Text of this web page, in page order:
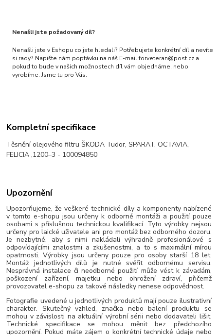
Nenašli jste požadovaný díl?
Nenašli jste v Eshopu co jste hledali? Potřebujete konkrétní díl a nevíte
si rady? Napište nám poptávku na náš E-mail forveteran@post.cz a
pokud to bude v našich možnostech díl vám objednáme, nebo
vyrobíme. Jsme tu pro Vás.
Kompletní specifikace
Těsnění olejového filtru ŠKODA Tudor, SPARAT, OCTAVIA,
FELICIA ,1200–3 - 100094850
Upozornění
Upozorňujeme, že veškeré technické díly a komponenty nabízené
v tomto e-shopu jsou určeny k odborné montáži a použití pouze
osobami s příslušnou technickou kvalifikací. Tyto výrobky nejsou
určeny pro laické uživatele ani pro montáž bez odborného dozoru.
Je nezbytné, aby s nimi nakládali výhradně profesionálové s
odpovídajícími znalostmi a zkušenostmi, a to s maximální mírou
opatrnosti. Výrobky jsou určeny pouze pro osoby starší 18 let.
Montáž jednotlivých dílů je nutné svěřit odbornému servisu.
Nesprávná instalace či neodborné použití může vést k závadám,
poškození zařízení, majetku nebo ohrožení zdraví, přičemž
provozovatel e-shopu za takové následky nenese odpovědnost.
Fotografie uvedené u jednotlivých produktů mají pouze ilustrativní
charakter. Skutečný vzhled, značka nebo balení produktu se
mohou v závislosti na aktuální výrobní sérii nebo dodavateli lišit.
Technické specifikace se mohou měnit bez předchozího
upozornění. Pokud máte zájem o konkrétní technické údaje nebo